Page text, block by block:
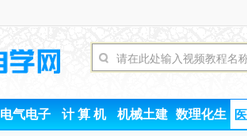
电气电子 计 算 机 机械土建 数理化生